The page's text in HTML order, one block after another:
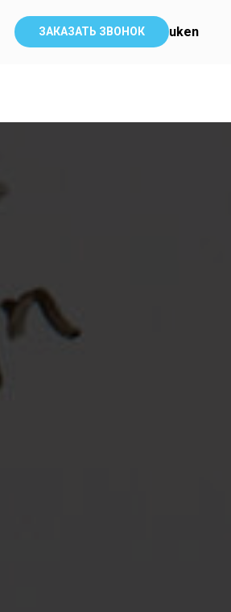
ЗАКАЗАТЬ ЗВОНОК uken